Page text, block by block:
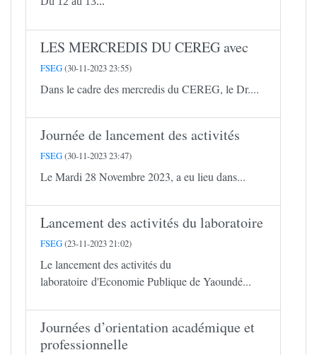
LES MERCREDIS DU CEREG avec
FSEG(30-11-2023 23:55)
Dans le cadre des mercredis du CEREG, le Dr....
Journée de lancement des activités
FSEG(30-11-2023 23:47)
Le Mardi 28 Novembre 2023, a eu lieu dans...
Lancement des activités du laboratoire
FSEG(23-11-2023 21:02)
Le lancement des activités du
laboratoire d'Economie Publique de Yaoundé...
Journées d’orientation académique et
professionnelle